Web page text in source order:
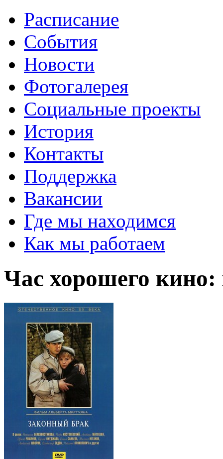
Расписание
События
Новости
Фотогалерея
Социальные проекты
История
Контакты
Поддержка
Вакансии
Где мы находимся
Как мы работаем
Час хорошего